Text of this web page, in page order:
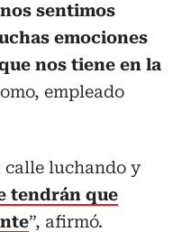
sentimos
emociones
nos tiene en la
empleado
calle luchando y
tendrán que
”, afirmó.